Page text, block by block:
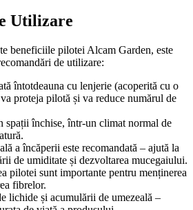
Utilizare
beneficiile pilotei Alcam Garden, este
de utilizare:
întotdeauna cu lenjerie (acoperită cu o
proteja pilotă și va reduce numărul de
spații închise, într-un climat normal de
a încăperii este recomandată – ajută la
de umiditate și dezvoltarea mucegaiului.
pilotei sunt importante pentru menținerea
fibrelor.
lichide și acumulării de umezeală –